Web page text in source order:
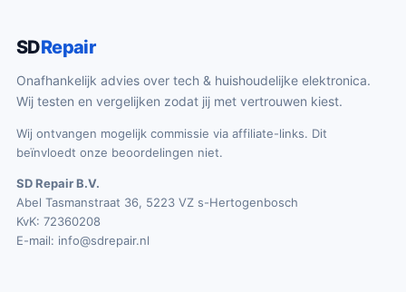
SDRepair
Onafhankelijk advies over tech & huishoudelijke elektronica.
Wij testen en vergelijken zodat jij met vertrouwen kiest.
Wij ontvangen mogelijk commissie via affiliate-links. Dit
beïnvloedt onze beoordelingen niet.
SD Repair B.V.
Abel Tasmanstraat 36, 5223 VZ s-Hertogenbosch
KvK: 72360208
E-mail: info@sdrepair.nl